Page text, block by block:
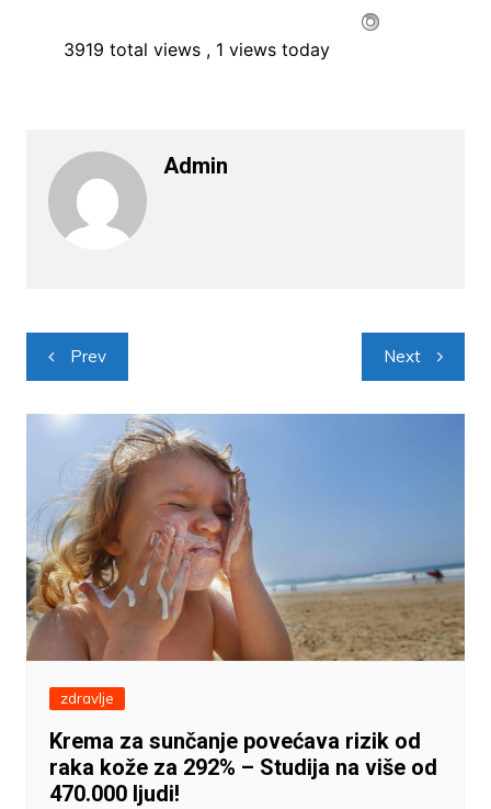
3919 total views , 1 views today
Admin
Navigacija
objava
Prev Next
zdravlje
Krema za sunčanje povećava rizik od
raka kože za 292% – Studija na više od
470.000 ljudi!